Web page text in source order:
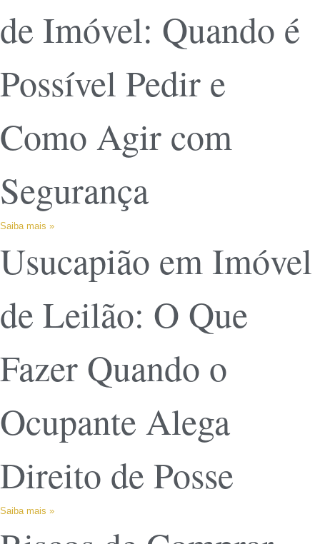
de Imóvel: Quando é
Possível Pedir e
Como Agir com
Segurança
Saiba mais »
Usucapião em Imóvel
de Leilão: O Que
Fazer Quando o
Ocupante Alega
Direito de Posse
Saiba mais »